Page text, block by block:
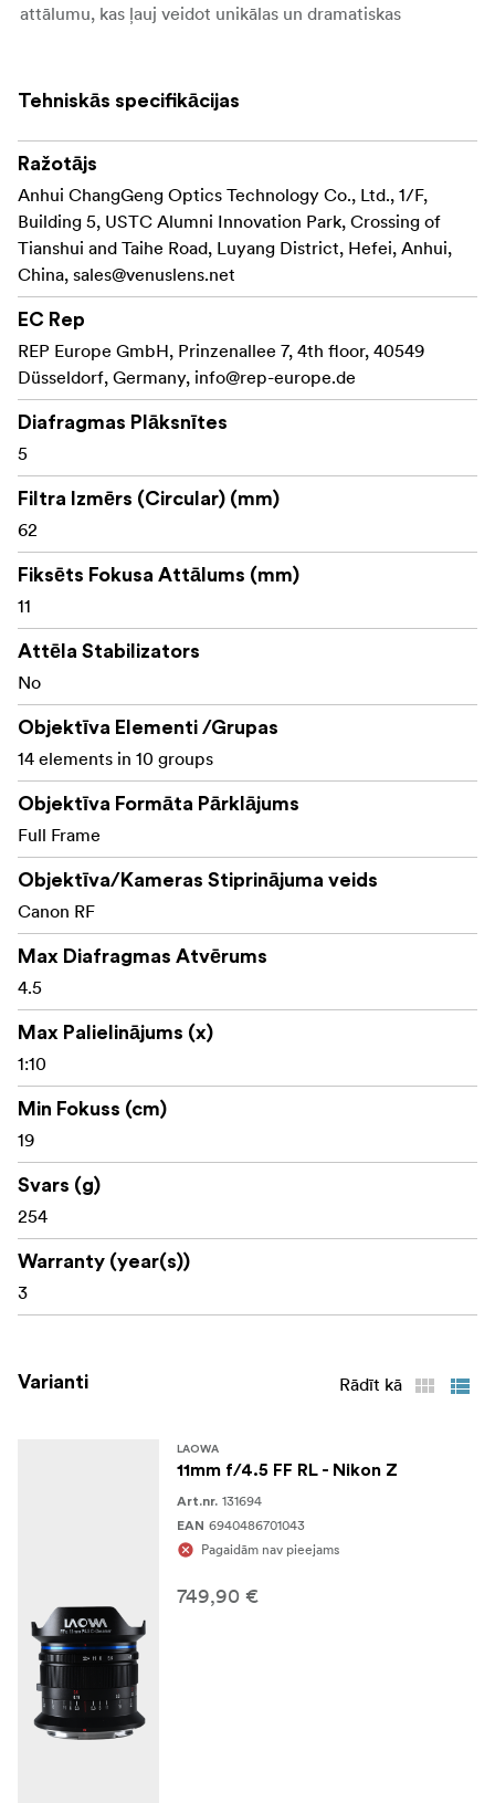
attālumu, kas ļauj veidot unikālas un dramatiskas
plašu 126° redzamības lauku, kas ir ideāli piemērots
dramatiskām platleņķa kompozīcijām.
Rektilineārais (RL) optiskais dizains:Nodrošina
minimālus izkropļojumus, saglabājot arhitektoniskai
precizitātei būtiskas taisnas līnijas.
Uzlabota optiskā konstrukcija:
grupās, tostarp divi asfēriskie un trīs īpaši zemas
dispersijas elementi, kas nodrošina izcilu attēla
kvalitāti.
ceļojumiem, ielu fotografēšanai un fotografēšanai
ceļā, nemazinot kvalitāti.
Minimālais fokusēšanas attālums (19 cm):Ļauj
fotogrāfiem uzņemt pārsteidzošus priekšplānus
Manuālā fokusēšana un diafragmas regulēšana:
radošai elastībai.
uzticamu darbību dažādos fotografēšanas apstākļos.
Laowa 11 mm f/4,5 FF RL objektīvs piedāvā fotogrāfiem
izcilu īpaši plaša leņķa aptvēruma, izcilas attēla kvalitātes
un pārnēsājamības kombināciju, padarot to par būtisku
rīku pārsteidzošu, neizkropļotu attēlu uzņemšanai, lai kur
jūs aizvestu radošums.
Kas ir iepakojumā:
Laowa 11 mm f/4,5 FF RL objektīvs
Aizmugurējais objektīva vāciņš
Objektīva somiņa
Tehniskās specifikācijas
Ražotājs
Anhui ChangGeng Optics Technology Co., Ltd., 1/F,
Building 5, USTC Alumni Innovation Park, Crossing of
Tianshui and Taihe Road, Luyang District, Hefei, Anhui,
China, sales@venuslens.net
EC Rep
REP Europe GmbH, Prinzenallee 7, 4th floor, 40549
Düsseldorf, Germany, info@rep-europe.de
Diafragmas Plāksnītes
5
Filtra Izmērs (Circular) (mm)
62
Fiksēts Fokusa Attālums (mm)
11
Attēla Stabilizators
No
Objektīva Elementi /Grupas
14 elements in 10 groups
Objektīva Formāta Pārklājums
Full Frame
Objektīva/Kameras Stiprinājuma veids
Canon RF
Max Diafragmas Atvērums
4.5
Max Palielinājums (x)
1:10
Min Fokuss (cm)
19
Svars (g)
254
Warranty (year(s))
3
Varianti Rādīt kā
LAOWA
11mm f/4.5 FF RL - Nikon Z
Art.nr. 131694
EAN 6940486701043
Pagaidām nav pieejams
749,90 €